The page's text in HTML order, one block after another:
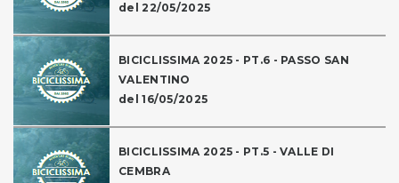
del 22/05/2025
BICICLISSIMA 2025 - PT.6 - PASSO SAN
VALENTINO
del 16/05/2025
BICICLISSIMA 2025 - PT.5 - VALLE DI
CEMBRA